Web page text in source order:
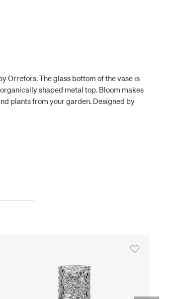
Orrefors. The glass bottom of the vase is
shaped metal top. Bloom makes
plants from your garden. Designed by